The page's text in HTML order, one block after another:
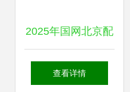
2025年国网北京配
网协议库存3批中
查看详情